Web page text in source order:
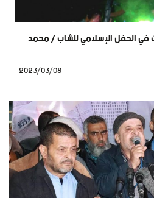
في الحفل الإسلامي للشاب / محمد